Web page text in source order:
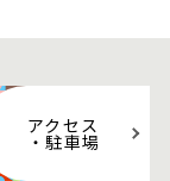
アクセス
・駐車場